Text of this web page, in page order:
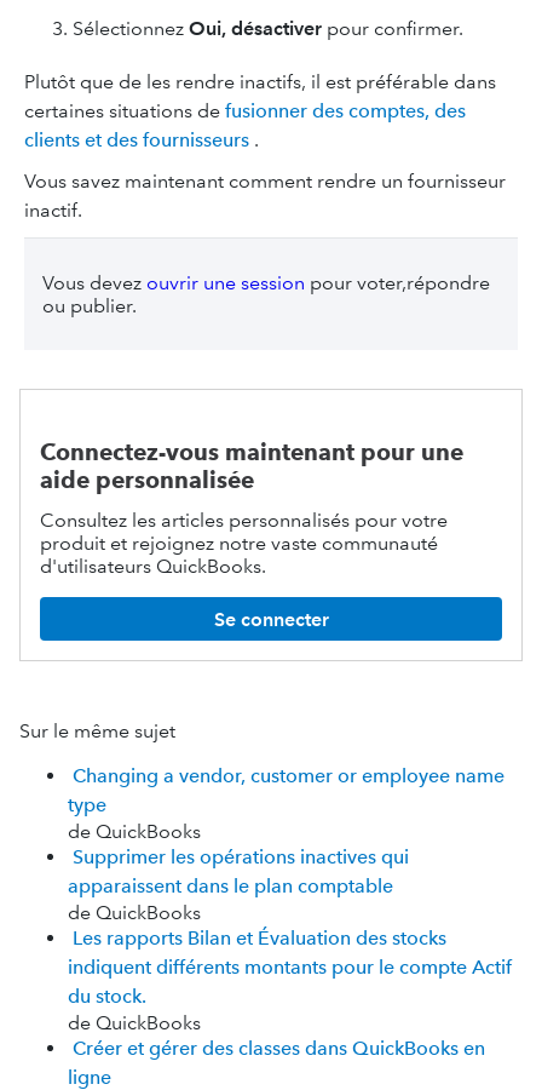
Sélectionnez Oui, désactiver pour confirmer.
Plutôt que de les rendre inactifs, il est préférable dans
certaines situations de fusionner des comptes, des
clients et des fournisseurs .
Vous savez maintenant comment rendre un fournisseur
inactif.
Vous devez ouvrir une session pour voter,répondre
ou publier.
Connectez-vous maintenant pour une
aide personnalisée
Consultez les articles personnalisés pour votre
produit et rejoignez notre vaste communauté
d'utilisateurs QuickBooks.
Se connecter
Sur le même sujet
Changing a vendor, customer or employee name
type
de QuickBooks
Supprimer les opérations inactives qui
apparaissent dans le plan comptable
de QuickBooks
Les rapports Bilan et Évaluation des stocks
indiquent différents montants pour le compte Actif
du stock.
de QuickBooks
Créer et gérer des classes dans QuickBooks en
ligne